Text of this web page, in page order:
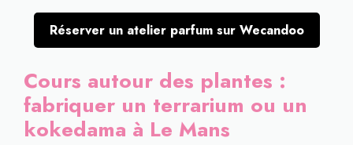
Réserver un atelier parfum sur Wecandoo
Cours autour des plantes :
fabriquer un terrarium ou un
kokedama à Le Mans